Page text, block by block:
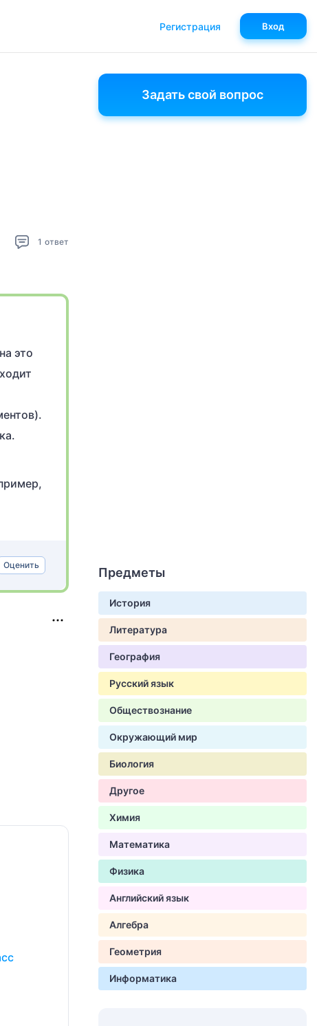
1 ответ
это
Оценить
Задать свой вопрос
Предметы
История
Литература
География
Русский язык
Обществознание
Окружающий мир
Биология
Другое
Химия
Математика
Физика
Английский язык
Алгебра
Геометрия
Информатика
Регистрация Вход